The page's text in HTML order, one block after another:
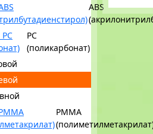
ABS
PC
(поликарбонат)
PMMA